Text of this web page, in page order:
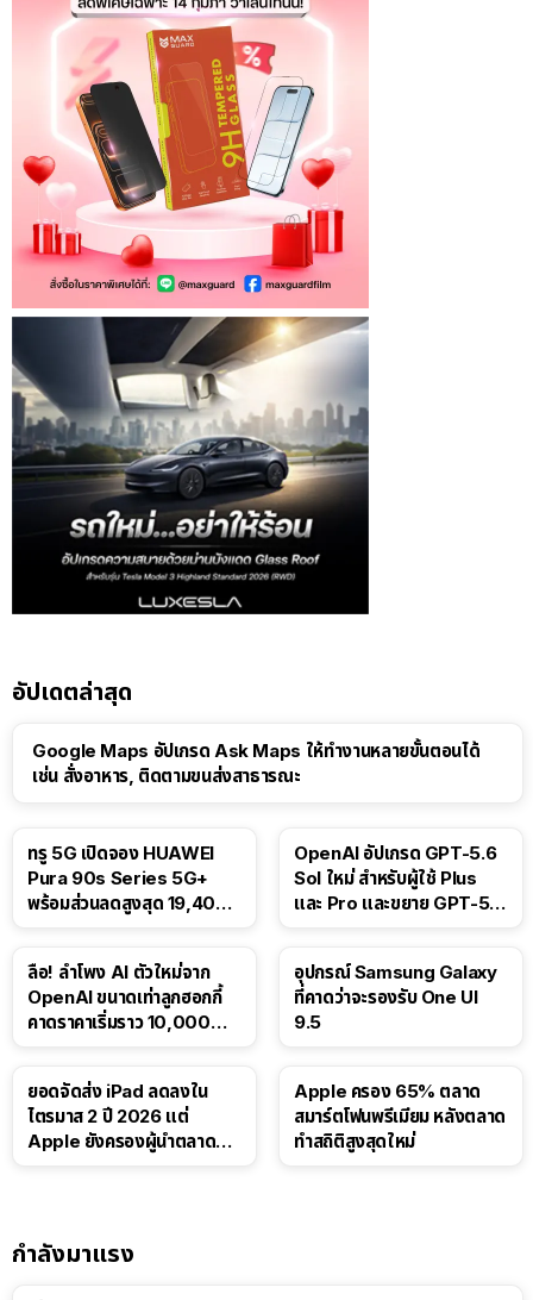
อัปเดตล่าสุด
Google Maps อัปเกรด Ask Maps ให้ทำงานหลายขั้นตอนได้
เช่น สั่งอาหาร, ติดตามขนส่งสาธารณะ
ทรู 5G เปิดจอง HUAWEI
Pura 90s Series 5G+
พร้อมส่วนลดสูงสุด 19,400
OpenAI อัปเกรด GPT-5.6
Sol ใหม่ สำหรับผู้ใช้ Plus
และ Pro และขยาย GPT-5.6
ลือ! ลำโพง AI ตัวใหม่จาก
OpenAI ขนาดเท่าลูกฮอกกี้
คาดราคาเริ่มราว 10,000
อุปกรณ์ Samsung Galaxy
ที่คาดว่าจะรองรับ One UI
9.5
ยอดจัดส่ง iPad ลดลงใน
ไตรมาส 2 ปี 2026 แต่
Apple ยังครองผู้นำตลาด
Apple ครอง 65% ตลาด
สมาร์ตโฟนพรีเมียม หลังตลาด
ทำสถิติสูงสุดใหม่
กำลังมาแรง